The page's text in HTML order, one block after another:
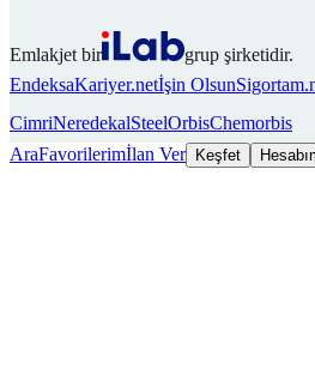
Emlakjet bir
grup şirketidir.
EndeksaKariyer.netİşin Olsun
CimriNeredekalSteelOrbisChemorbis
AraFavorilerimİlan Ver Keşfet